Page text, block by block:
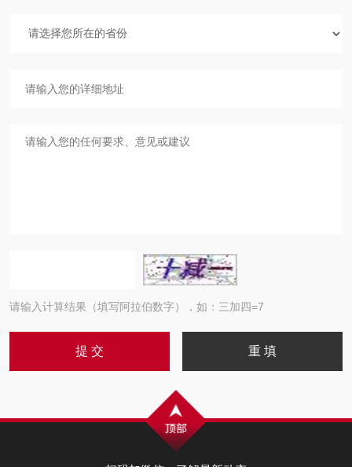
请输入计算结果（填写阿拉伯数字），如：三加四=7